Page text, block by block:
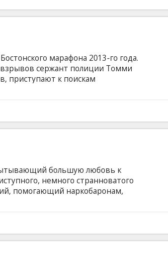
Мартина в безбашенное
Фильм на английском языке с
марафона 2013-го года.
сержант полиции Томми
приступают к поискам
вошла в историю как одна
мире. Фильм на английском
языках.
большую любовь к
немного странноватого
помогающий наркобаронам,
проверить чистоту бухгалтерии
помимо калькулятора
Фильм на английском
языках.